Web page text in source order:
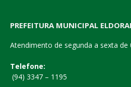
PREFEITURA MUNICIPAL
Atendimento de segunda a sexta de
Telefone:
(94) 3347 – 1195